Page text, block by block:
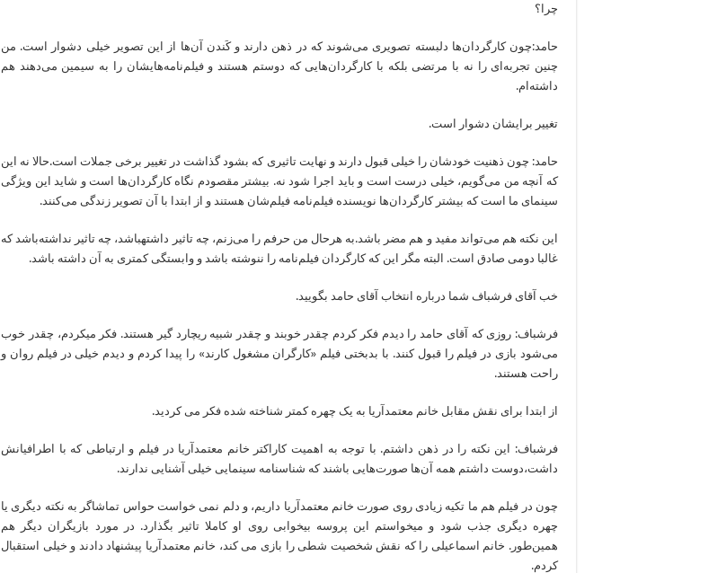
چرا؟
حامد:چون کارگردان‌ها دلبسته تصویری می‌شوند که در ذهن دارند و کَندن آن‌ها از این تصویر خیلی دشوار است. من
چنین تجربه‌ای را نه با مرتضی بلکه با کارگردان‌هایی که دوستم هستند و فیلم‌نامه‌هایشان را به سیمین می‌دهند هم
داشته‌ام.
تغییر برایشان دشوار است.
حامد: چون ذهنیت خودشان را خیلی قبول دارند و نهایت تاثیری که بشود گذاشت در تغییر برخی جملات است.حالا نه این
که آنچه من می‌گویم، خیلی درست است و باید اجرا شود نه. بیشتر مقصودم نگاه کارگردان‌ها است و شاید این ویژگی
سینمای ما است که بیشتر کارگردان‌ها نویسنده فیلم‌نامه فیلم‌شان هستند و از ابتدا با آن تصویر زندگی می‌کنند.
این نکته هم می‌تواند مفید و هم مضر باشد.به هرحال من حرفم را می‌زنم، چه تاثیر داشته‎باشد، چه تاثیر نداشته‌باشد که
غالبا دومی صادق است. البته مگر این که کارگردان فیلم‌نامه را ننوشته باشد و وابستگی کمتری به آن داشته باشد.
خب آقای فرشباف شما درباره انتخاب آقای حامد بگویید.
فرشباف: روزی که آقای حامد را دیدم فکر کردم چقدر خوبند و چقدر شبیه ریچارد گیر هستند. فکر می‎کردم، چقدر خوب
می‌شود بازی در فیلم را قبول کنند. با بدبختی فیلم «کارگران مشغول کارند» را پیدا کردم و دیدم خیلی در فیلم روان و
راحت هستند.
از ابتدا برای نقش مقابل خانم معتمدآریا به یک چهره کمتر شناخته شده فکر می کردید.
فرشباف: این نکته را در ذهن داشتم. با توجه به اهمیت کاراکتر خانم معتمدآریا در فیلم و ارتباطی که با اطرافیانش
داشت،دوست داشتم همه آن‌ها صورت‌هایی باشند که شناسنامه سینمایی خیلی آشنایی ندارند.
چون در فیلم هم ما تکیه زیادی روی صورت خانم معتمدآریا داریم، و دلم نمی خواست حواس تماشاگر به نکته دیگری یا
چهره دیگری جذب شود و می‎خواستم این پروسه بی‎خوابی روی او کاملا تاثیر بگذارد. در مورد بازیگران دیگر هم
همین‌طور. خانم اسماعیلی را که نقش شخصیت شطی را بازی می کند، خانم معتمدآریا پیشنهاد دادند و خیلی استقبال
کردم.